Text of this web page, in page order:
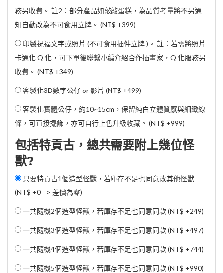
務另收費。 註2：部分產品如敲敲蛋糕，為品質考量將不另通
知自動改為不可食用立牌。 (NT$ +399)
印製祝福文字或照片 (不可食用插件立牌 )。 註：若需將照片
卡通化 Q 化，可下單後聯繫小編介紹合作插畫家，Q 化服務另
收費。 (NT$ +349)
客製化3D數字公仔 or 影片 (NT$ +499)
客製化實體公仔，約10~15cm，保留純白立體質感與細緻線
條，可直接擺飾，亦可自行上色升級收藏。 (NT$ +999)
包括特貢古，總共需要附上幾位怪
獸?
只要特貢古1個造型怪獸，若庫存不足也同意改其他怪獸
(NT$ +0 => 差價為零)
一共隨機2個造型怪獸，若庫存不足也同意同款 (NT$ +249)
一共隨機3個造型怪獸，若庫存不足也同意同款 (NT$ +497)
一共隨機4個造型怪獸，若庫存不足也同意同款 (NT$ +744)
一共隨機5個造型怪獸，若庫存不足也同意同款 (NT$ +990)